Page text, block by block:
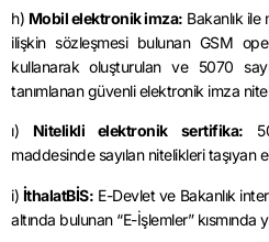
h) Mobil elektronik imza: Bakanlık ile
ilişkin sözleşmesi bulunan GSM
kullanarak oluşturulan ve 5070
tanımlanan güvenli elektronik imza
ı) Nitelikli elektronik sertifika:
maddesinde sayılan nitelikleri taşıyan
i) İthalatBİS: E-Devlet ve Bakanlık
altında bulunan “E-İşlemler”